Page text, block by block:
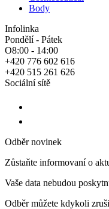
Body
Infolinka
Pondělí - Pátek
O8:00 - 14:00
+420 776 602 616
+420 515 261 626
Sociální sítě
Odběr novinek
Zůstaňte informovaní o
Vaše data nebudou
Odběr můžete kdykoli